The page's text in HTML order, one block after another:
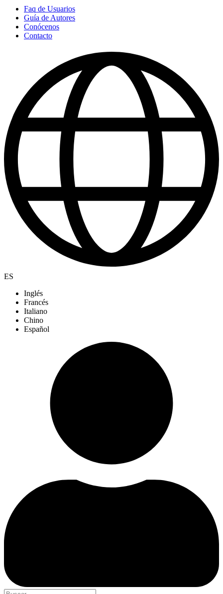
Faq de Usuarios
Guía de Autores
Conócenos
Contacto
ES
Inglés
Francés
Italiano
Chino
Español